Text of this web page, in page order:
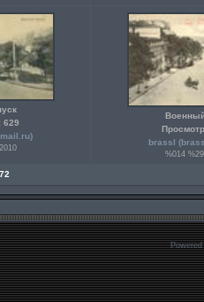
629
)
brassl (
%014